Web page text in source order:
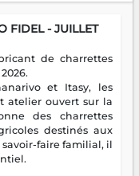
FIDEL - JUILLET
de charrettes
et Itasy, les
atelier ouvert sur la
des charrettes
destinés aux
faire familial, il